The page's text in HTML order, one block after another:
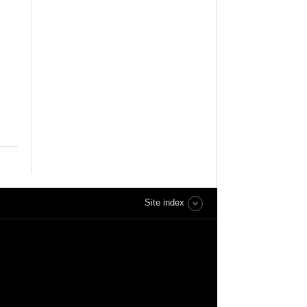
Site index